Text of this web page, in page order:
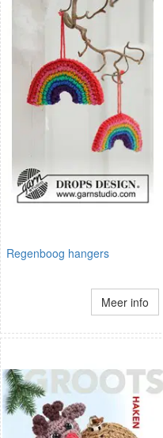
Regenboog hangers
Meer info